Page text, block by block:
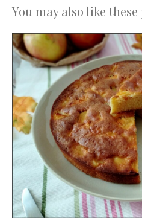
You may also like these